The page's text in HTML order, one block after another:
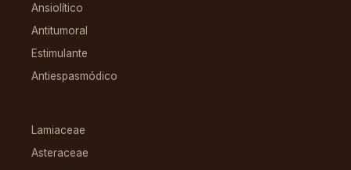
Ansiolítico
Antitumoral
Estimulante
Antiespasmódico
Lamiaceae
Asteraceae